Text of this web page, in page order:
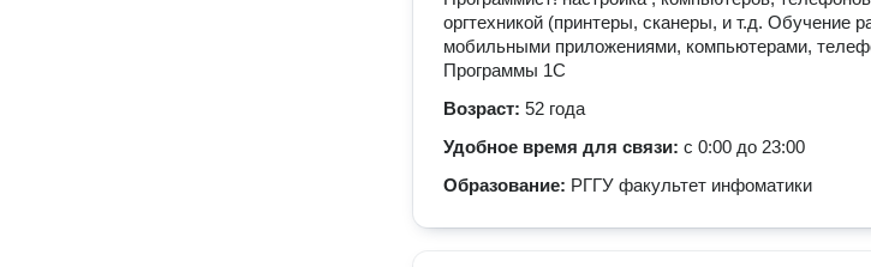
оргтехникой (принтеры, сканеры, и т.д. Обучение
мобильными приложениями, компьютерами,
Программы 1С
Возраст: 52 года
Удобное время для связи: с 0:00 до 23:00
Образование: РГГУ факультет инфоматики